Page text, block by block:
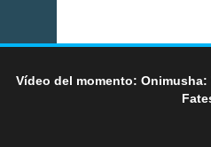
Vídeo del momento: